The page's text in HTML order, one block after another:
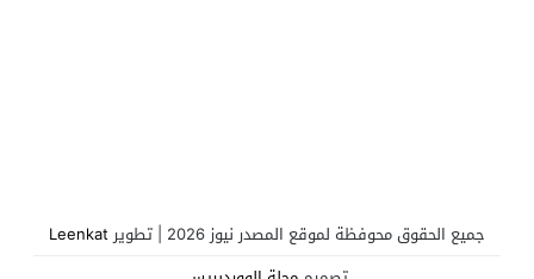
جميع الحقوق محوفظة لموقع المصدر نيوز 2026 | تطوير
Leenkat